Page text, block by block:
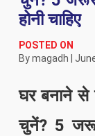
होनी चाहिए
POSTED ON
By magadh |
घर बनाने से
चुनें? 5